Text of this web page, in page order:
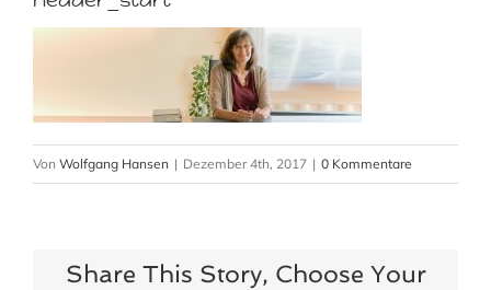
Von Wolfgang Hansen | Dezember 4th, 2017 | 0 Kommentare
Share This Story, Choose Your